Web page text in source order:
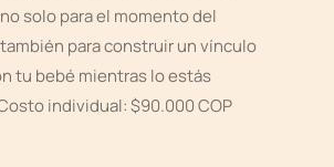
solo para el momento del
para construir un vínculo
tu bebé mientras lo estás
individual: $90.000 COP